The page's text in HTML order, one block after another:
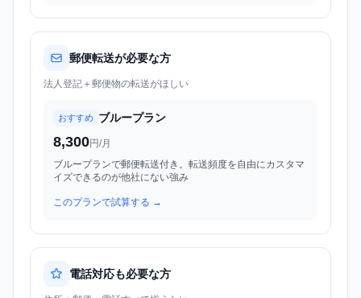
郵便転送が必要な方
法人登記＋郵便物の転送がほしい
おすすめ ブループラン
8,300円/月
ブループランで郵便転送付き。転送頻度を自由にカスタマ
イズできるのが他社にない強み
このプランで試算する →
電話対応も必要な方